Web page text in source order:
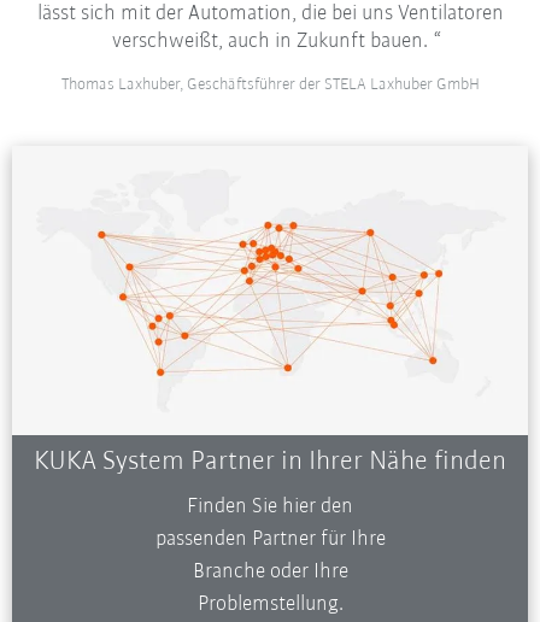
lässt sich mit der Automation, die bei uns Ventilatoren
verschweißt, auch in Zukunft bauen.
Thomas Laxhuber, Geschäftsführer der STELA Laxhuber GmbH
KUKA System Partner in Ihrer Nähe finden
Finden Sie hier den
passenden Partner für Ihre
Branche oder Ihre
Problemstellung.